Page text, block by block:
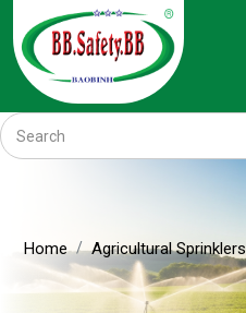
Home Agricultural Sprinklers